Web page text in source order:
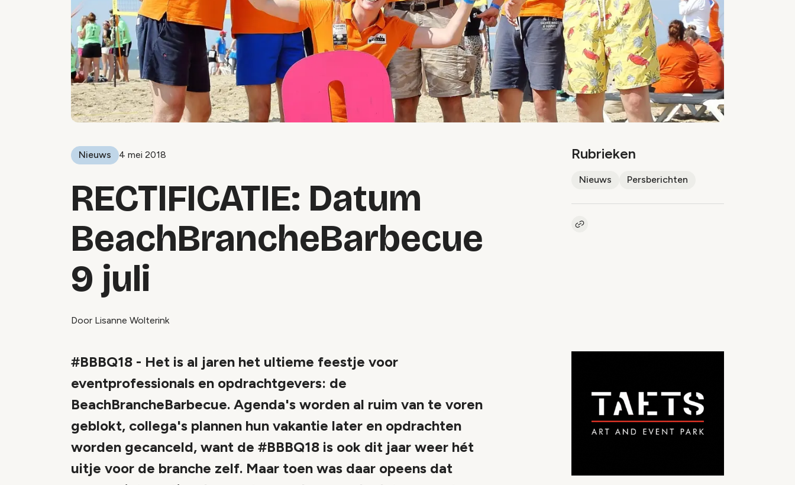
Nieuws 4 mei 2018
RECTIFICATIE: Datum
BeachBrancheBarbecue
9 juli
Door Lisanne Wolterink
Rubrieken
Nieuws Persberichten
Kopieer link naar artikel
#BBBQ18 - Het is al jaren het ultieme feestje voor
eventprofessionals en opdrachtgevers: de
BeachBrancheBarbecue. Agenda's worden al ruim van te voren
geblokt, collega's plannen hun vakantie later en opdrachten
worden gecanceld, want de #BBBQ18 is ook dit jaar weer hét
uitje voor de branche zelf. Maar toen was daar opeens dat